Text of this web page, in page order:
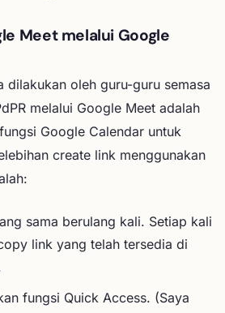
Meet melalui Google
dilakukan oleh guru-guru semasa
melalui Google Meet adalah
Google Calendar untuk
create link menggunakan
sama berulang kali. Setiap kali
link yang telah tersedia di
fungsi Quick Access. (Saya